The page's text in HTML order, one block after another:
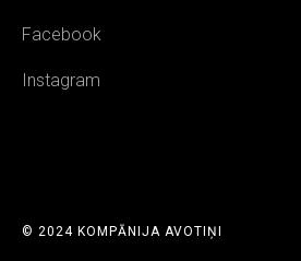
Facebook
Instagram
© 2024 KOMPĀNIJA AVOTIŅI